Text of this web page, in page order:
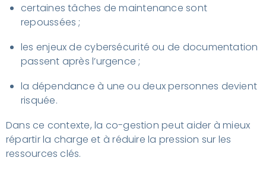
certaines tâches de maintenance sont
repoussées ;
les enjeux de cybersécurité ou de documentation
passent après l’urgence ;
la dépendance à une ou deux personnes devient
risquée.
Dans ce contexte, la co-gestion peut aider à mieux
répartir la charge et à réduire la pression sur les
ressources clés.